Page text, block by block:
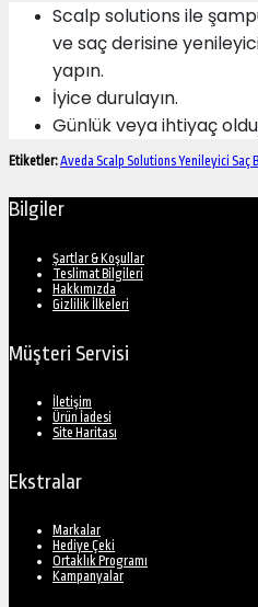
Scalp solutions ile
ve saç derisine
yapın.
İyice durulayın.
Günlük veya ihtiyaç
Etiketler:Aveda Scalp Solutions Yenileyici Saç
Bilgiler
Şartlar & Koşullar
Teslimat Bilgileri
Hakkımızda
Gizlilik İlkeleri
Müşteri Servisi
İletişim
Ürün İadesi
Site Haritası
Ekstralar
Markalar
Hediye Çeki
Ortaklık Programı
Kampanyalar